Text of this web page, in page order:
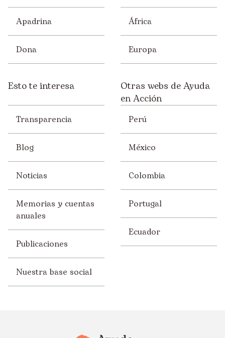
Solidaridad
Apadrina
Dona
África
Europa
Esto te interesa
Transparencia
Blog
Noticias
Memorias y cuentas
anuales
Publicaciones
Nuestra base social
Otras webs de Ayuda
en Acción
Perú
México
Colombia
Portugal
Ecuador